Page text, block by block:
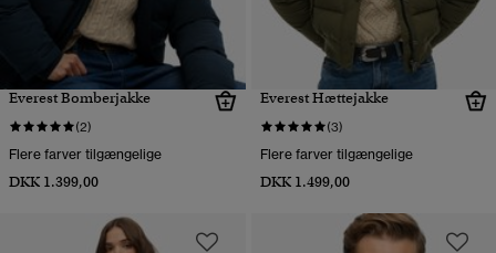
Everest Bomberjakke
(2)
Flere farver tilgængelige
DKK 1.399,00
Everest Hættejakke
(3)
Flere farver tilgængelige
DKK 1.499,00